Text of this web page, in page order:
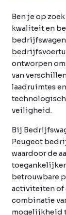
Ben je op
kwaliteit en
bedrijfswagen
ontworpen
van
laadruimtes
veiligheid.
Bij
Peugeot
waardoor de
toegankelijker
betrouwbare
activiteiten of
combinatie
mogelijkheid